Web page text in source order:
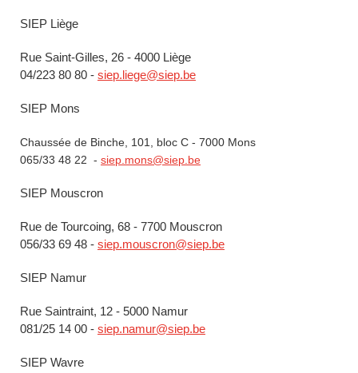
SIEP Liège
Rue Saint-Gilles, 26 - 4000 Liège
04/223 80 80 - siep.liege@siep.be
SIEP Mons
Chaussée de Binche, 101, bloc C - 7000 Mons
065/33 48 22 - siep.mons@siep.be
SIEP Mouscron
Rue de Tourcoing, 68 - 7700 Mouscron
056/33 69 48 - siep.mouscron@siep.be
SIEP Namur
Rue Saintraint, 12 - 5000 Namur
081/25 14 00 - siep.namur@siep.be
SIEP Wavre